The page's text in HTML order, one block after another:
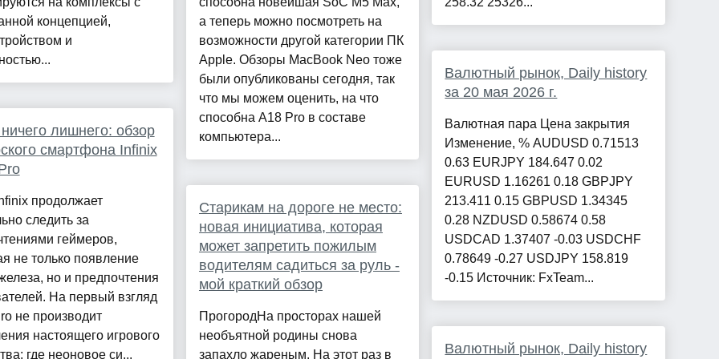
концепцией,
и
лишнего: обзор
смартфона Infinix
продолжает
следить за
геймеров,
не только появление
но и предпочтения
На первый взгляд
не производит
настоящего игрового
где неоновое си...
а теперь можно посмотреть на
возможности другой категории ПК
Apple. Обзоры MacBook Neo тоже
были опубликованы сегодня, так
что мы можем оценить, на что
способна A18 Pro в составе
компьютера...
Старикам на дороге не место:
новая инициатива, которая
может запретить пожилым
водителям садиться за руль -
мой краткий обзор
ПрогородНа просторах нашей
необъятной родины снова
запахло жареным. На этот раз в
Валютный рынок, Daily history
за 20 мая 2026 г.
Валютная пара Цена закрытия
Изменение, % AUDUSD 0.71513
0.63 EURJPY 184.647 0.02
EURUSD 1.16261 0.18 GBPJPY
213.411 0.15 GBPUSD 1.34345
0.28 NZDUSD 0.58674 0.58
USDCAD 1.37407 -0.03 USDCHF
0.78649 -0.27 USDJPY 158.819
-0.15 Источник: FxTeam...
Валютный рынок, Daily history